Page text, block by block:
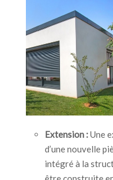
Extension :Une
d’une nouvelle
intégré à la